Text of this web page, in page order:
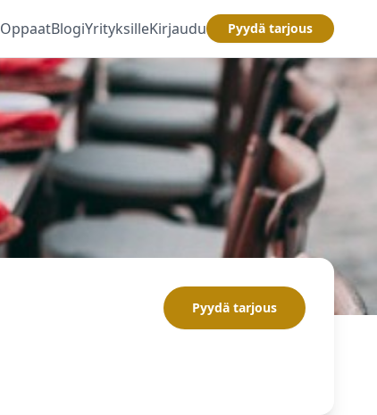
OppaatBlogiYrityksilleKirjaudu Pyydä tarjous
Pyydä tarjous